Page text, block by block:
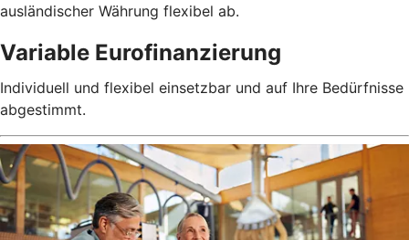
ausländischer Währung flexibel ab.
Variable Eurofinanzierung
Individuell und flexibel einsetzbar und auf Ihre Bedürfnisse
abgestimmt.